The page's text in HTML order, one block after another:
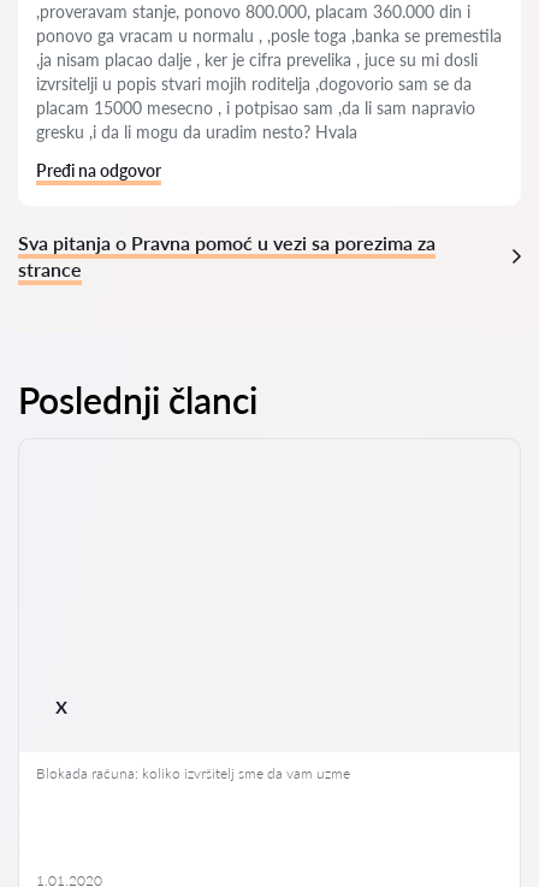
,proveravam stanje, ponovo 800.000, placam 360.000 din i
ponovo ga vracam u normalu , ,posle toga ,banka se premestila
,ja nisam placao dalje , ker je cifra prevelika , juce su mi dosli
izvrsitelji u popis stvari mojih roditelja ,dogovorio sam se da
placam 15000 mesecno , i potpisao sam ,da li sam napravio
gresku ,i da li mogu da uradim nesto? Hvala
Pređi na odgovor
Sva pitanja o Pravna pomoć u vezi sa porezima za
strance
Poslednji članci
x
Blokada računa: koliko izvršitelj sme da vam uzme
1.01.2020